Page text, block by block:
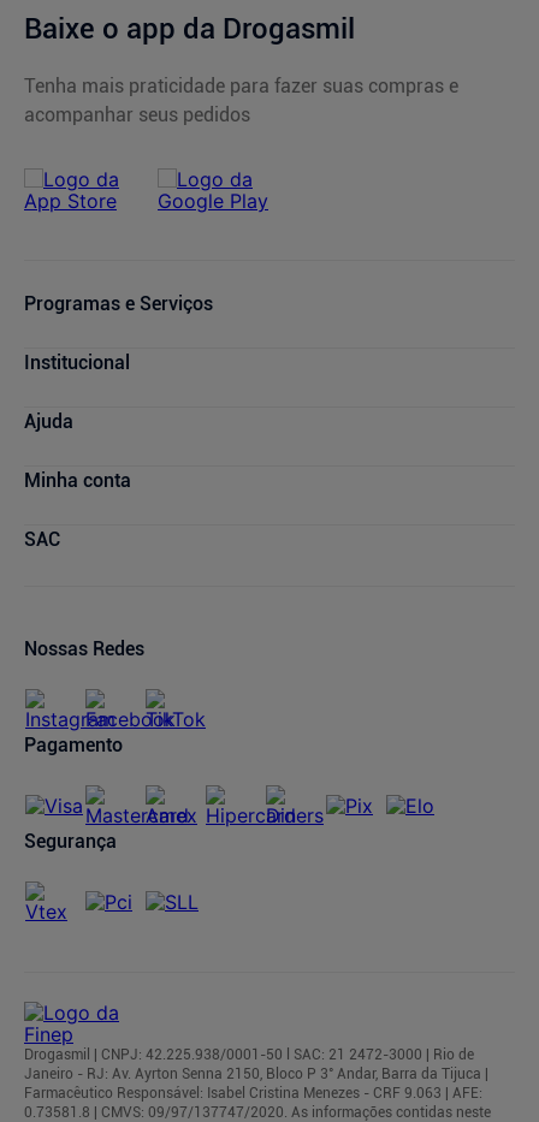
Baixe o app da Drogasmil
Tenha mais praticidade para fazer suas compras e
acompanhar seus pedidos
Programas e Serviços
Cupons de Desconto
Consultas Médicas
Drogasmil Plus
Descontos de laboratórios
Institucional
Blog Drogasmil
Marcas Parceiras
Quem Somos
Ajuda
Dúvidas Frequentes
Condições de Pagamento
Compra Recorrente
Minha conta
Minha conta
SAC
Nossas Redes
Pagamento
Segurança
Drogasmil | CNPJ: 42.225.938/0001-50 l SAC: 21 2472-3000 | Rio de
Janeiro - RJ: Av. Ayrton Senna 2150, Bloco P 3° Andar, Barra da Tijuca |
Farmacêutico Responsável: Isabel Cristina Menezes - CRF 9.063 | AFE:
0.73581.8 | CMVS: 09/97/137747/2020. As informações contidas neste